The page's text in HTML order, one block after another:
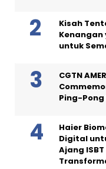
Kisah
Kenangan
untuk
CGTN
Ping-
Haier
Digital
Ajang